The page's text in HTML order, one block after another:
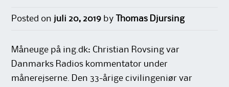
Posted on juli 20, 2019 by Thomas Djursing
Måneuge på ing.dk: Christian Rovsing var
Danmarks Radios kommentator under
månerejserne. Den 33-årige civilingeniør var